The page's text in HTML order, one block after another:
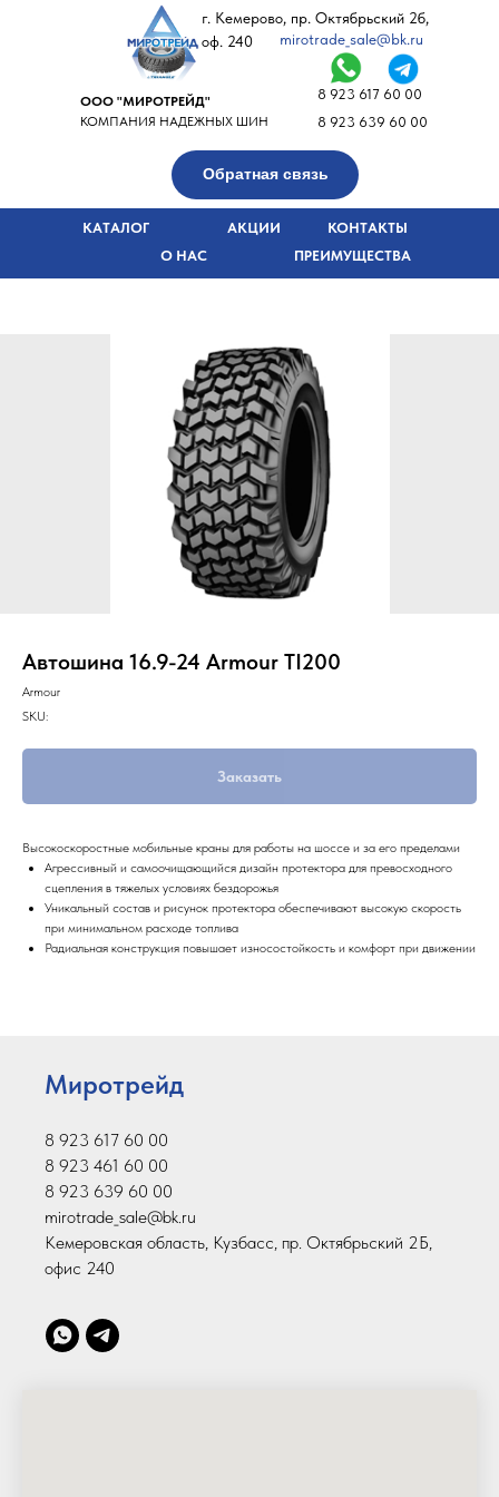
г. Кемерово, пр. Октябрьский 2б,
оф. 240
8 923 617 60 00
8 923 639 60 00
mirotrade_sale@bk.ru
Обратная связь
КАТАЛОГ
АКЦИИ
О НАС
КОНТАКТЫ
ПРЕИМУЩЕСТВА
ООО "МИРОТРЕЙД"
КОМПАНИЯ НАДЕЖНЫХ ШИН
Автошина 16.9-24 Armour TI200
Armour
SKU:
Заказать
Высокоскоростные мобильные краны для работы на шоссе и за его пределами
Агрессивный и самоочищающийся дизайн протектора для превосходного
сцепления в тяжелых условиях бездорожья
Уникальный состав и рисунок протектора обеспечивают высокую скорость
при минимальном расходе топлива
Радиальная конструкция повышает износостойкость и комфорт при движении
Миротрейд
8 923 617 60 00
8 923 461 60 00
8 923 639 60 00
mirotrade_sale@bk.ru
Кемеровская область, Кузбасс, пр. Октябрьский 2Б,
офис 240